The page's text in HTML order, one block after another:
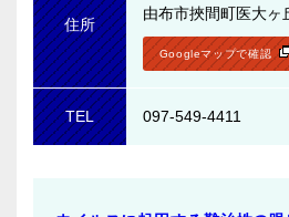
住所
由布市挾間町医大ヶ
Googleマップで確認
TEL 097-549-4411